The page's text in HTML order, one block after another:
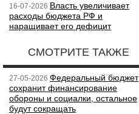
16-07-2026 Власть увеличивает
расходы бюджета РФ и
наращивает его дефицит
СМОТРИТЕ ТАКЖЕ
27-05-2026 Федеральный бюджет
сохранит финансирование
обороны и социалки, остальное
будут сокращать